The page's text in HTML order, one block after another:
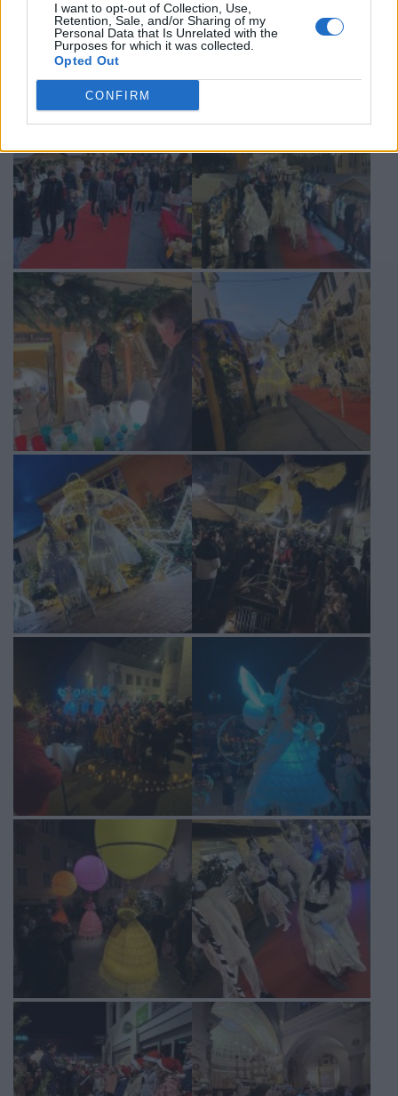
I want to opt-out of Collection, Use,
Retention, Sale, and/or Sharing of my
Personal Data that Is Unrelated with the
Purposes for which it was collected.
Opted Out
CONFIRM